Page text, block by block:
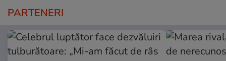
PARTENERI